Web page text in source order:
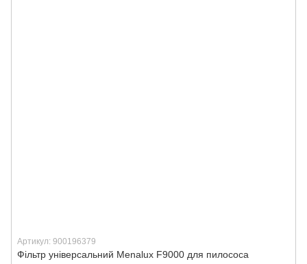
Артикул: 900196379
Фільтр універсальний Menalux F9000 для пилососа